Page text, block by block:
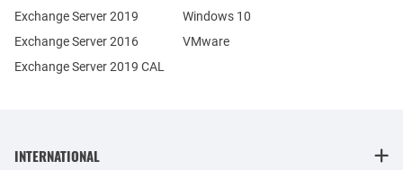
Exchange Server 2019
Exchange Server 2016
Exchange Server 2019 CAL
Windows 10
VMware
INTERNATIONAL